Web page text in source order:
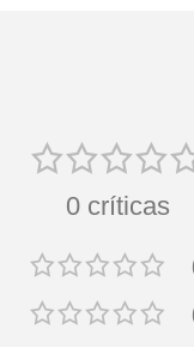
0 críticas